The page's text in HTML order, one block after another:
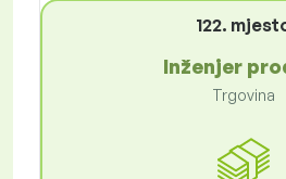
122.
Inženjer
Trgovina